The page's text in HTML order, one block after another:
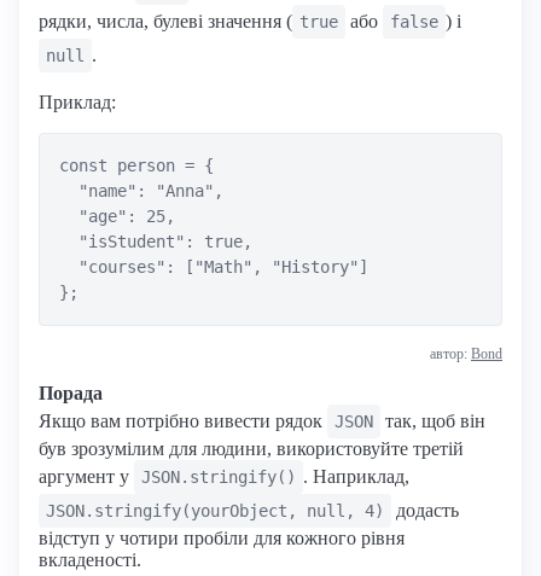
рядки, числа, булеві значення ( true або false ) і
null .
Приклад:
const person = {
  "name": "Anna",
  "age": 25,
  "isStudent": true,
  "courses": ["Math", "History"]
автор: Bond
Порада
Якщо вам потрібно вивести рядок
JSON
так, щоб він
був зрозумілим для людини, використовуйте третій
аргумент у
JSON.stringify() . Наприклад,
JSON.stringify(yourObject, null, 4)
додасть
відступ у чотири пробіли для кожного рівня
вкладеності.